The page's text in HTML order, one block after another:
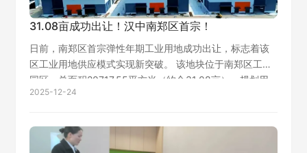
31.08亩成功出让！汉中南郑区首宗！
日前，南郑区首宗弹性年期工业用地成功出让，标志着该
区工业用地供应模式实现新突破。 该地块位于南郑区工业
园区，总面积20717.55平方米（约合31.08亩），规划用
途为工业用地。经充分调研，在明确园区工业用地固定资
2025-12-24